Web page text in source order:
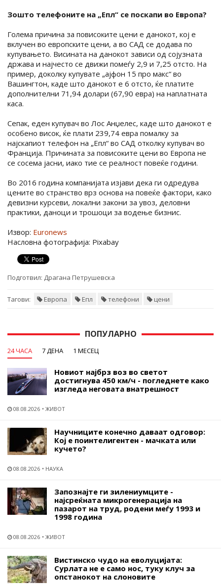
Зошто телефоните на „Епл“ се поскапи во Европа?
Голема причина за повисоките цени е данокот, кој е
вклучен во европските цени, а во САД се додава по
купувањето. Висината на данокот зависи од сојузната
држава и најчесто се движи помеѓу 2,9 и 7,25 отсто. На
пример, доколку купувате „ајфон 15 про макс“ во
Вашингтон, каде што данокот е 6 отсто, ќе платите
дополнителни 71,94 долари (67,90 евра) на наплатната
каса.
Сепак, еден купувач во Лос Анџелес, каде што данокот е
особено висок, ќе плати 239,74 евра помалку за
најскапиот телефон на „Епл“ во САД отколку купувач во
Франција. Причината за повисоките цени во Европа не
се сосема јасни, иако тие се реалност повеќе години.
Во 2016 година компанијата изјави дека ги одредува
цените во странство врз основа на повеќе фактори, како
девизни курсеви, локални закони за увоз, деловни
практики, даноци и трошоци за водење бизнис.
Извор: Euronews
Насловна фотографија: Pixabay
Подготвил: Драгана Петрушевска
Тагови: Европа Епл телефони цени
ПОПУЛАРНО
24 ЧАСА 7 ДЕНА 1 МЕСЕЦ
Новиот најбрз воз во светот
достигнува 450 км/ч - погледнете како
изгледа неговата внатрешност
08.08.2026 ЖИВОТ
Научниците конечно даваат одговор:
Кој е поинтелигентен - мачката или
кучето?
08.08.2026 НАУКА
Запознајте ги зилениумците -
најсреќната микрогенерација на
пазарот на труд, родени меѓу 1993 и
1998 година
08.08.2026 ЖИВОТ
Вистинско чудо на еволуцијата:
Сурлата не е само нос, туку клуч за
опстанокот на слоновите